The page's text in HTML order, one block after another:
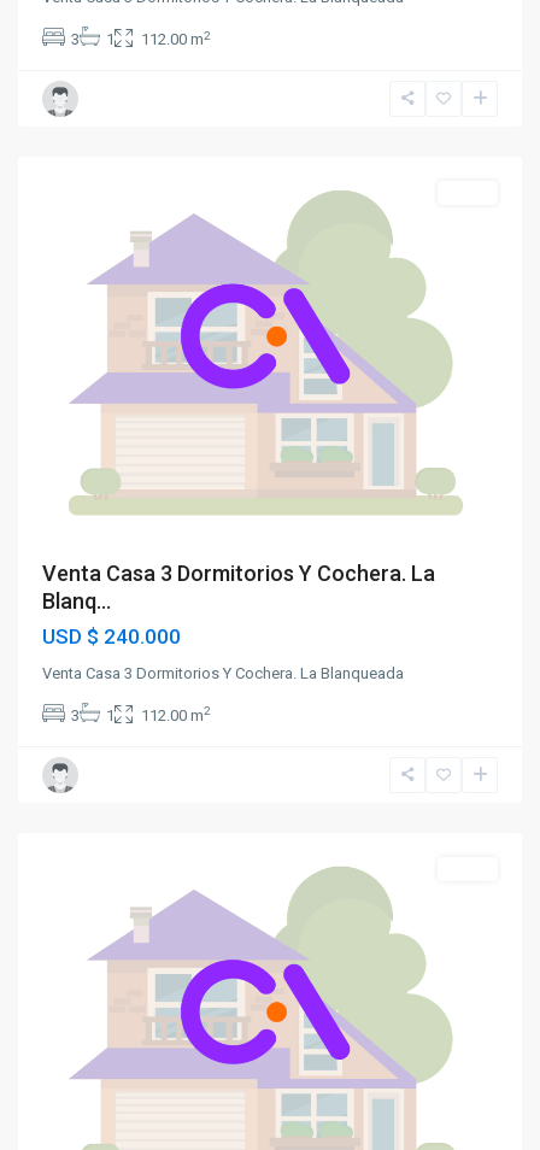
3 1 112.00 m2
La
Venta Casa 3 Dormitorios Y Cochera. La
Blanq...
USD $ 240.000
Venta Casa 3 Dormitorios Y Cochera. La Blanqueada
3 1 112.00 m2
La